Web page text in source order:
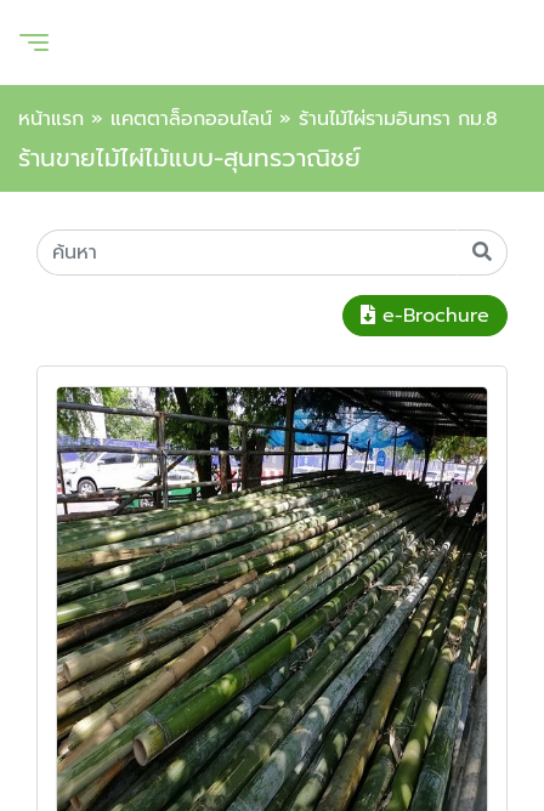
หน้าแรก » แคตตาล็อกออนไลน์ » ร้านไม้ไผ่รามอินทรา กม.8
ร้านขายไม้ไผ่ไม้แบบ-สุนทรวาณิชย์
e-Brochure